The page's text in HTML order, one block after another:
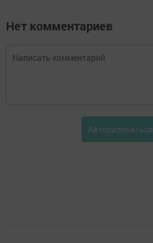
Нет комментариев
Авторизоваться